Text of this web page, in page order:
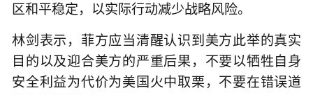
区和平稳定，以实际行动减少战略风险。
林剑表示，菲方应当清醒认识到美方此举的真实
目的以及迎合美方的严重后果，不要以牺牲自身
安全利益为代价为美国火中取栗，不要在错误道